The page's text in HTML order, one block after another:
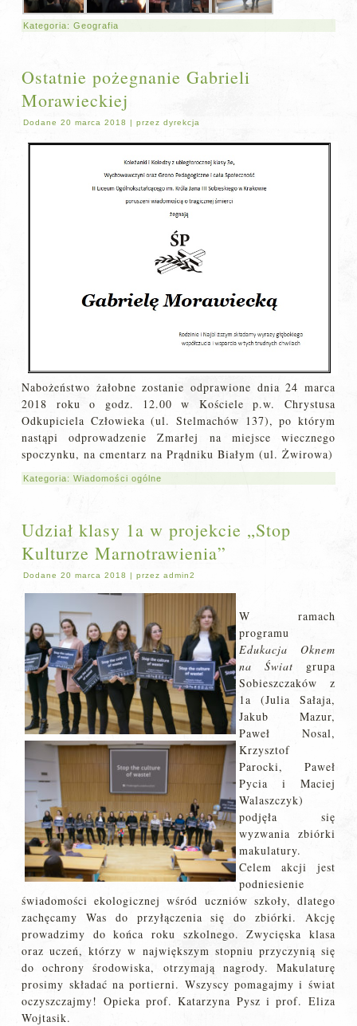
Kategoria:Geografia
Ostatnie pożegnanie Gabrieli
Morawieckiej
Dodane 20 marca 2018 |przez dyrekcja
Nabożeństwo żałobne zostanie odprawione dnia 24 marca
2018 roku o godz. 12.00 w Kościele p.w. Chrystusa
Odkupiciela Człowieka (ul. Stelmachów 137), po którym
nastąpi odprowadzenie Zmarłej na miejsce wiecznego
spoczynku, na cmentarz na Prądniku Białym (ul. Żwirowa)
Kategoria:Wiadomości ogólne
Udział klasy 1a w projekcie „Stop
Kulturze Marnotrawienia”
Dodane 20 marca 2018 |przez admin2
W ramach
programu
Edukacja Oknem
na Świat grupa
Sobieszczaków z
1a (Julia Sałaja,
Jakub Mazur,
Paweł Nosal,
Krzysztof
Parocki, Paweł
Pycia i Maciej
Walaszczyk)
podjęła się
wyzwania zbiórki
makulatury.
Celem akcji jest
podniesienie
świadomości ekologicznej wśród uczniów szkoły, dlatego
zachęcamy Was do przyłączenia się do zbiórki. Akcję
prowadzimy do końca roku szkolnego. Zwycięska klasa
oraz uczeń, którzy w największym stopniu przyczynią się
do ochrony środowiska, otrzymają nagrody. Makulaturę
prosimy składać na portierni. Wszyscy pomagajmy i świat
oczyszczajmy! Opieka prof. Katarzyna Pysz i prof. Eliza
Wojtasik.